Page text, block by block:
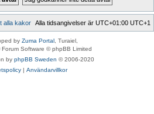
Alla tidsangivelser är UTC+01:00 UTC+1
alla kakor
by Zuma Portal , Turaiel,
Forum Software © phpBB Limited
by phpBB Sweden © 2006-2020
| Användarvillkor